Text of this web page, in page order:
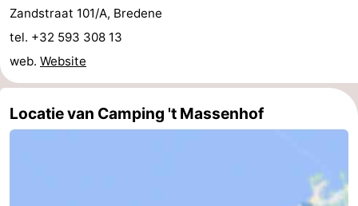
Appartementen
Bed
(&
breakfasts)
Campings
Hotels
Zandstraat 101/A, Bredene
tel. +32 593 308 13
web. Website
Locatie van Camping 't Massenhof